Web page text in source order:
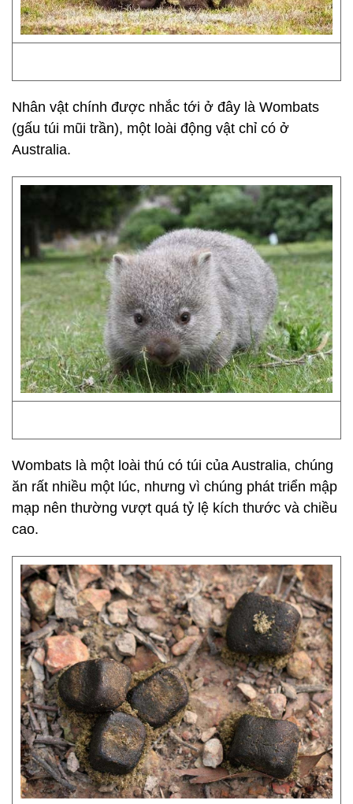
Nhân vật chính được nhắc tới ở đây là Wombats
(gấu túi mũi trần), một loài động vật chỉ có ở
Australia.
Wombats là một loài thú có túi của Australia, chúng
ăn rất nhiều một lúc, nhưng vì chúng phát triển mập
mạp nên thường vượt quá tỷ lệ kích thước và chiều
cao.